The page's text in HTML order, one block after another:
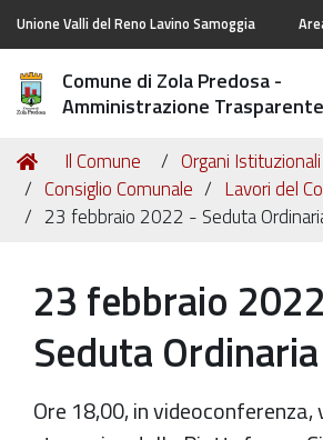
Unione Valli del Reno Lavino Samoggia
Comune di Zola Predosa -
Amministrazione Trasparente
Tu
sei
qui:
Home
Il Comune
Organi Istituzionali
Consiglio Comunale
Lavori del
23 febbraio 2022 - Seduta
23 febbraio
Seduta Ordinaria
Ore 18,00, in videoconferenza,